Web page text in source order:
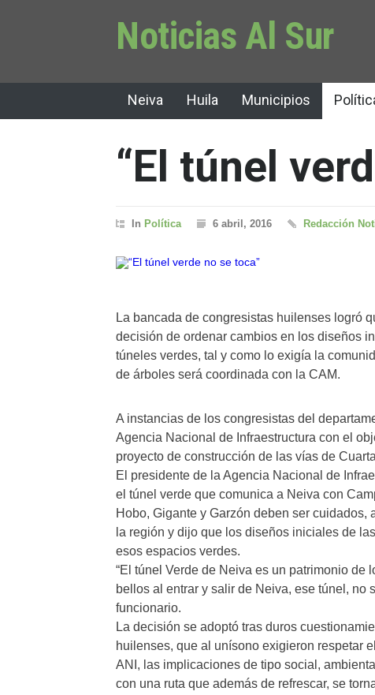
Noticias Al Sur
Neiva Huila Municipios
“El túnel
In Política 6 abril, 2016 Redacción
La bancada de congresistas huilenses logró
decisión de ordenar cambios en los diseños
túneles verdes, tal y como lo exigía la
de árboles será coordinada con la CAM.
A instancias de los congresistas del
Agencia Nacional de Infraestructura con el
proyecto de construcción de las vías de
El presidente de la Agencia Nacional de
el túnel verde que comunica a Neiva con
Hobo, Gigante y Garzón deben ser
la región y dijo que los diseños iniciales de
esos espacios verdes.
“El túnel Verde de Neiva es un patrimonio
bellos al entrar y salir de Neiva, ese túnel, no
funcionario.
La decisión se adoptó tras duros
huilenses, que al unísono exigieron respetar
ANI, las implicaciones de tipo social,
con una ruta que además de refrescar, se